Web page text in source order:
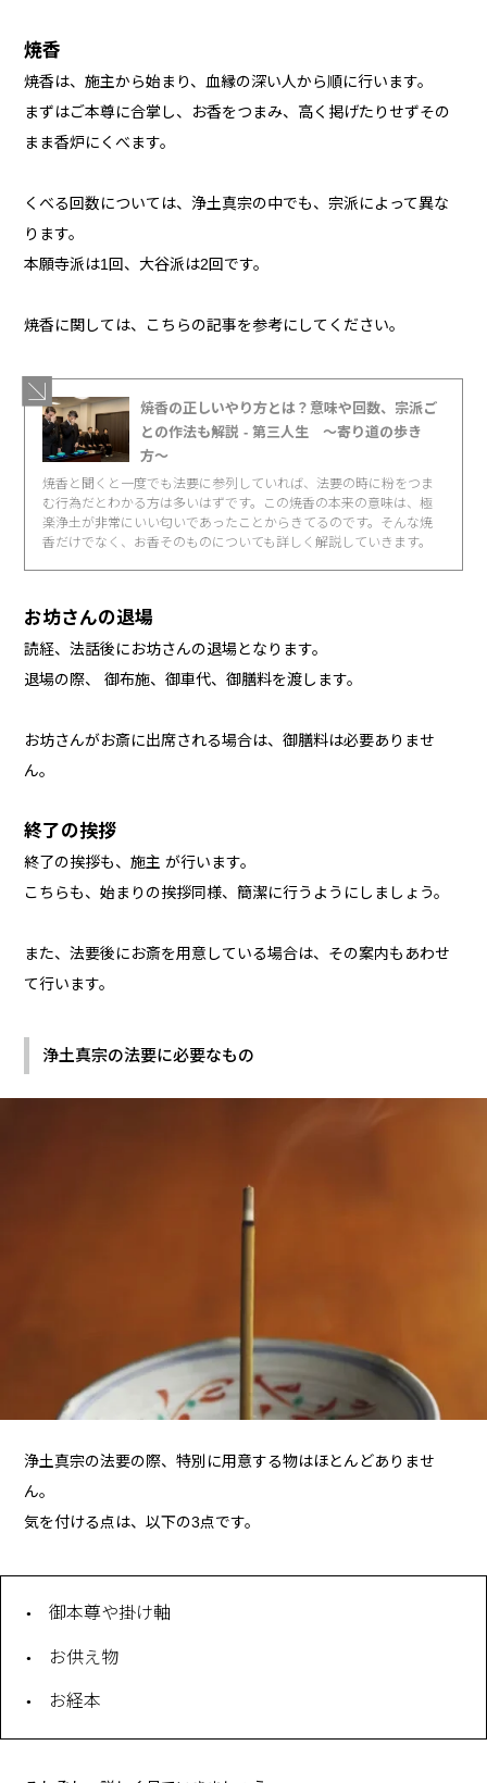
焼香
焼香は、施主から始まり、血縁の深い人から順に行います。
まずはご本尊に合掌し、お香をつまみ、高く掲げたりせずその
まま香炉にくべます。
くべる回数については、浄土真宗の中でも、宗派によって異な
ります。
本願寺派は1回、大谷派は2回です。
焼香に関しては、こちらの記事を参考にしてください。
焼香の正しいやり方とは？意味や回数、宗派ご
との作法も解説 - 第三人生 〜寄り道の歩き
方〜
焼香と聞くと一度でも法要に参列していれば、法要の時に粉をつま
む行為だとわかる方は多いはずです。この焼香の本来の意味は、極
楽浄土が非常にいい匂いであったことからきてるのです。そんな焼
香だけでなく、お香そのものについても詳しく解説していきます。
お坊さんの退場
読経、法話後にお坊さんの退場となります。
退場の際、 御布施、御車代、御膳料を渡します。
お坊さんがお斎に出席される場合は、御膳料は必要ありませ
ん。
終了の挨拶
終了の挨拶も、施主 が行います。
こちらも、始まりの挨拶同様、簡潔に行うようにしましょう。
また、法要後にお斎を用意している場合は、その案内もあわせ
て行います。
浄土真宗の法要に必要なもの
浄土真宗の法要の際、特別に用意する物はほとんどありませ
ん。
気を付ける点は、以下の3点です。
御本尊や掛け軸
お供え物
お経本